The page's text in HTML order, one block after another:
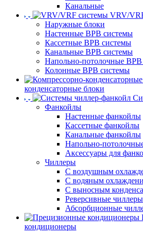
Канальные
VRV/
Наружные блоки
Настенные ВРВ системы
Кассетные ВРВ системы
Канальные ВРВ системы
Напольно-потолочные ВРВ
Колонные ВРВ системы
конденсаторные блоки
Фанкойлы
Настенные фанкойлы
Кассетные фанкойлы
Канальные фанкойлы
Напольно-
Аксессуары для
Чиллеры
С воздушным
С водяным
С выносным
Реверсивные чиллеры
Абсорбционные
кондиционеры